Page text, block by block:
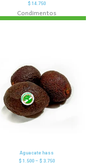
$ 14.750
Condimentos
Aguacate hass
$ 1.500 – $ 3.750